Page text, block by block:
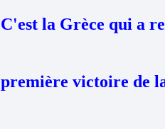
C'est la Grèce qui a
première victoire de